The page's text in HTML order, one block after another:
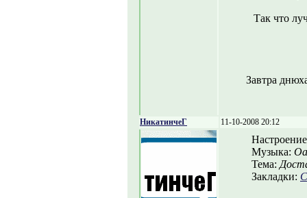
Так что
Завтра
НикатинчеГ 11-10-2008 20:12
Музыка:
Тема:
Закладки: